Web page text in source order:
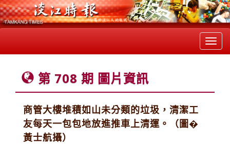
第 708 期 圖片資訊
商管大樓堆積如山未分類的垃圾，清潔工
友每天一包包地放進推車上清運。（圖�
黃士航攝）